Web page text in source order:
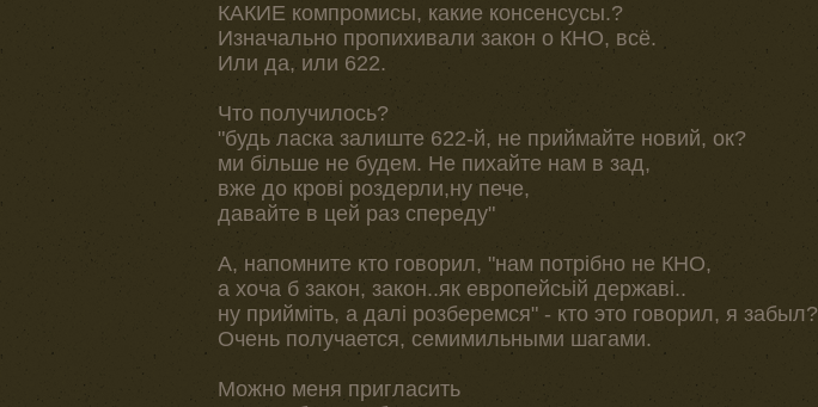
КАКИЕ компромисы, какие консенсусы.?
Изначально пропихивали закон о КНО, всё.
Или да, или 622.
Что получилось?
"будь ласка залиште 622-й, не приймайте новий, ок?
ми більше не будем. Не пихайте нам в зад,
вже до крові роздерли,ну пече,
давайте в цей раз спереду"
А, напомните кто говорил, "нам потрібно не КНО,
а хоча б закон, закон..як европейсьій державі..
ну прийміть, а далі розберемся" - кто это говорил, я забыл?
Очень получается, семимильными шагами.
Можно меня пригласить